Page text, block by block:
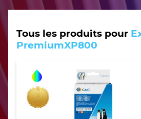
Tous les produits pour
PremiumXP800